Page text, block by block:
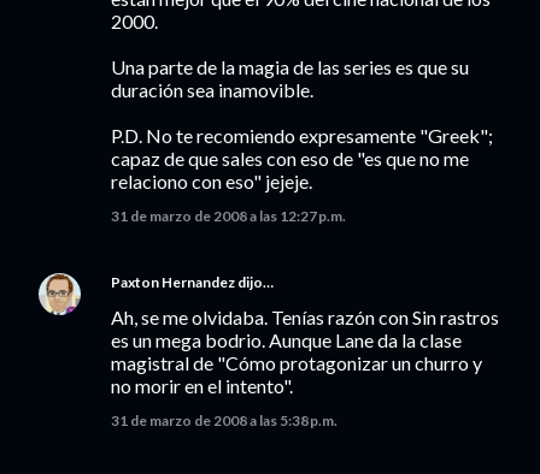
2000.
Una parte de la magia de las series es que su
duración sea inamovible.
P.D. No te recomiendo expresamente "Greek";
capaz de que sales con eso de "es que no me
relaciono con eso" jejeje.
31 de marzo de 2008 a las 12:27 p.m.
Paxton Hernandez dijo…
Ah, se me olvidaba. Tenías razón con Sin rastros
es un mega bodrio. Aunque Lane da la clase
magistral de "Cómo protagonizar un churro y
no morir en el intento".
31 de marzo de 2008 a las 5:38 p.m.